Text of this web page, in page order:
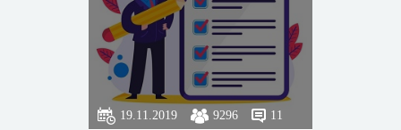
19.11.2019 9296 11